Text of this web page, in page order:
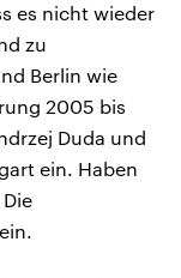
es nicht wieder
zu
Berlin wie
2005 bis
Duda und
ein. Haben